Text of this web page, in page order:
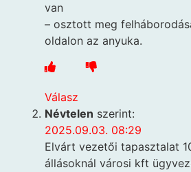
van
– osztott meg
oldalon az anyuka.
Válasz
Névtelen szerint:
2025.09.03. 08:29
Elvárt vezetői tapasztalat
állásoknál városi kft